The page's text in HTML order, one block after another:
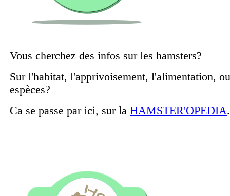
Vous cherchez des infos sur les hamsters?
Sur l'habitat, l'apprivoisement, l'alimentation,
espèces?
Ca se passe par ici, sur la HAMSTER'OPEDIA.